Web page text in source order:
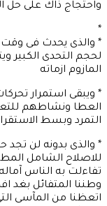
واحتجاج ذاك على حل
*
* والذى يحدث فى وقت
لحجم التحدى الكبير
المازوم ازماته
* ويبقى استمرار
العطا ونشاطهم
التمرد وبسط
* والذى بدونه لن تجد
للاصلاح الشامل
تفاءلت به الناس
وطننا المتفائل بغد
اتعظنا من المآسى